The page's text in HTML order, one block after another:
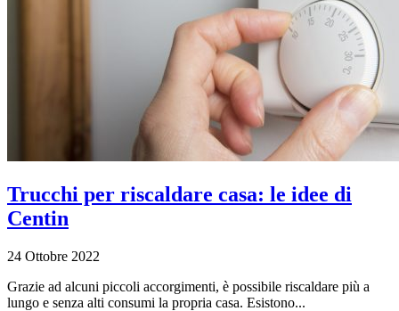
Trucchi per riscaldare casa: le idee di
Centin
24 Ottobre 2022
Grazie ad alcuni piccoli accorgimenti, è possibile riscaldare più a
lungo e senza alti consumi la propria casa. Esistono...